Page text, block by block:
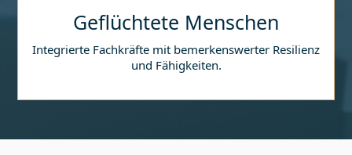
Geflüchtete Menschen
Integrierte Fachkräfte mit bemerkenswerter Resilienz
und Fähigkeiten.